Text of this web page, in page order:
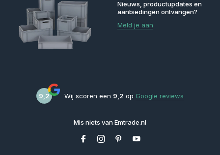
Nieuws, productupdates en
aanbiedingen ontvangen?
Meld je aan
9,2 Wij scoren een 9,2 op Google reviews
Mis niets van Emtrade.nl